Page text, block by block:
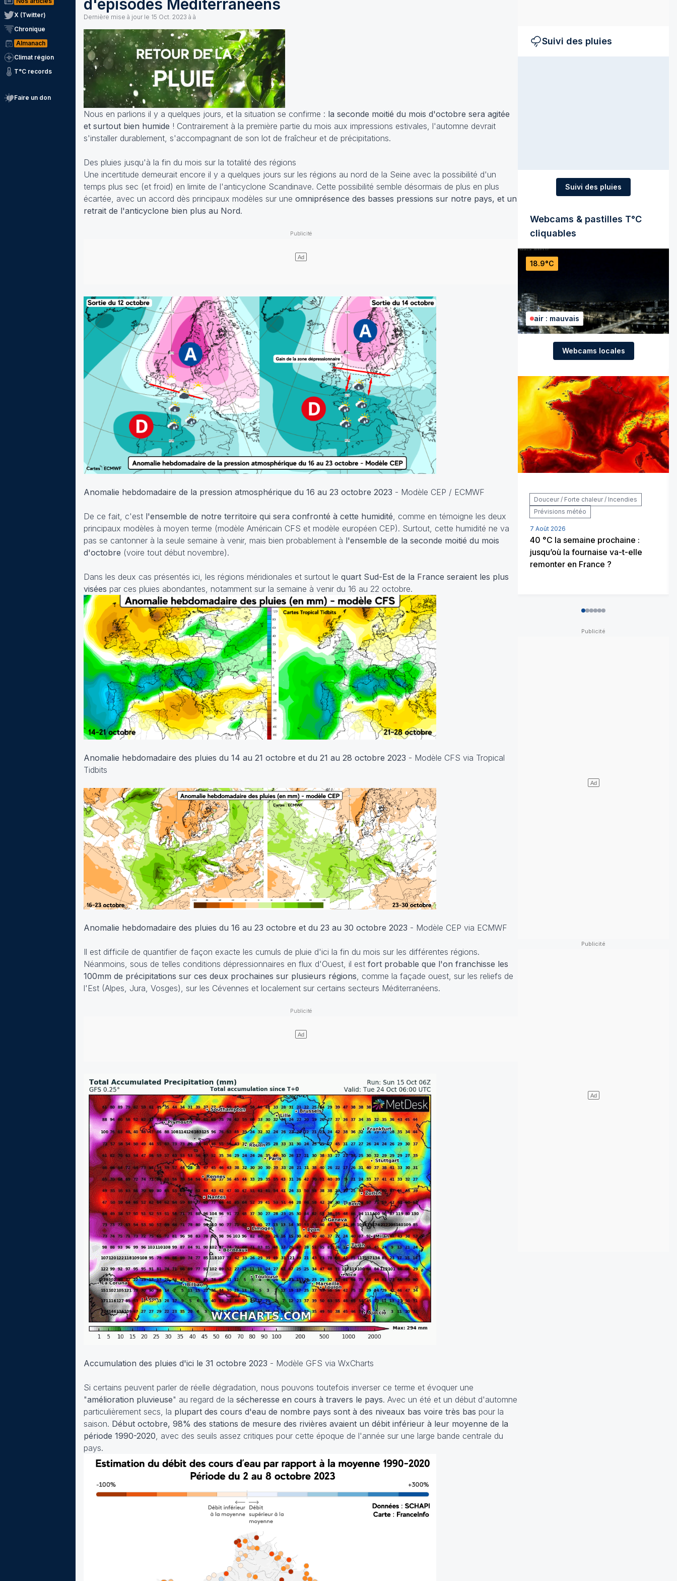
X (Twitter)
Chronique
Almanach
Climat région
T°C records
Faire un don
d'épisodes Méditerranéens
Dernière mise à jour le 15 Oct. 2023 à à
Nous en parlions il y a quelques jours, et la situation se confirme : la seconde moitié du mois d'octobre sera agitée
et surtout bien humide ! Contrairement à la première partie du mois aux impressions estivales, l'automne devrait
s'installer durablement, s'accompagnant de son lot de fraîcheur et de précipitations.
Des pluies jusqu'à la fin du mois sur la totalité des régions
Une incertitude demeurait encore il y a quelques jours sur les régions au nord de la Seine avec la possibilité d'un
temps plus sec (et froid) en limite de l'anticyclone Scandinave. Cette possibilité semble désormais de plus en plus
écartée, avec un accord dès principaux modèles sur une omniprésence des basses pressions sur notre pays, et un
retrait de l'anticyclone bien plus au Nord.
Anomalie hebdomadaire de la pression atmosphérique du 16 au 23 octobre 2023 - Modèle CEP / ECMWF
De ce fait, c'est l'ensemble de notre territoire qui sera confronté à cette humidité , comme en témoigne les deux
principaux modèles à moyen terme (modèle Américain CFS et modèle européen CEP). Surtout, cette humidité ne va
pas se cantonner à la seule semaine à venir, mais bien probablement à l'ensemble de la seconde moitié du mois
d'octobre (voire tout début novembre).
Dans les deux cas présentés ici, les régions méridionales et surtout le quart Sud-Est de la France seraient les plus
visées par ces pluies abondantes, notamment sur la semaine à venir du 16 au 22 octobre.
Anomalie hebdomadaire des pluies du 14 au 21 octobre et du 21 au 28 octobre 2023 - Modèle CFS via Tropical
Tidbits
Anomalie hebdomadaire des pluies du 16 au 23 octobre et du 23 au 30 octobre 2023 - Modèle CEP via ECMWF
Il est difficile de quantifier de façon exacte les cumuls de pluie d'ici la fin du mois sur les différentes régions.
Néanmoins, sous de telles conditions dépressionnaires en flux d'Ouest, il est fort probable que l'on franchisse les
100mm de précipitations sur ces deux prochaines sur plusieurs régions, comme la façade ouest, sur les reliefs de
l'Est (Alpes, Jura, Vosges), sur les Cévennes et localement sur certains secteurs Méditerranéens.
Accumulation des pluies d'ici le 31 octobre 2023 - Modèle GFS via WxCharts
Si certains peuvent parler de réelle dégradation, nous pouvons toutefois inverser ce terme et évoquer une
"amélioration pluvieuse" au regard de la sécheresse en cours à travers le pays. Avec un été et un début d'automne
particulièrement secs, la plupart des cours d'eau de nombre pays sont à des niveaux bas voire très bas pour la
saison. Début octobre, 98% des stations de mesure des rivières avaient un débit inférieur à leur moyenne de la
période 1990-2020 , avec des seuils assez critiques pour cette époque de l'année sur une large bande centrale du
pays.
Suivi des pluies
Suivi des pluies
Webcams & pastilles T°C
cliquables
18.9°C
air : mauvais
Webcams locales
Douceur / Forte chaleur / Incendies
Prévisions météo
7 Août 2026
40 °C la semaine prochaine :
jusqu’où la fournaise va-t-elle
remonter en France ?
012345